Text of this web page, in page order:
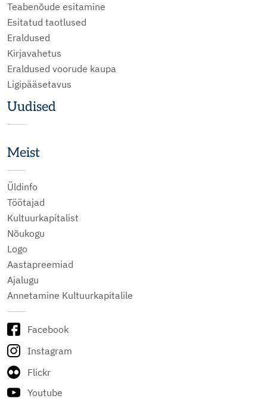
Teabenõude esitamine
Esitatud taotlused
Eraldused
Kirjavahetus
Eraldused voorude kaupa
Ligipääsetavus
Uudised
Meist
Üldinfo
Töötajad
Kultuurkapitalist
Nõukogu
Logo
Aastapreemiad
Ajalugu
Annetamine Kultuurkapitalile
Facebook
Instagram
Flickr
Youtube